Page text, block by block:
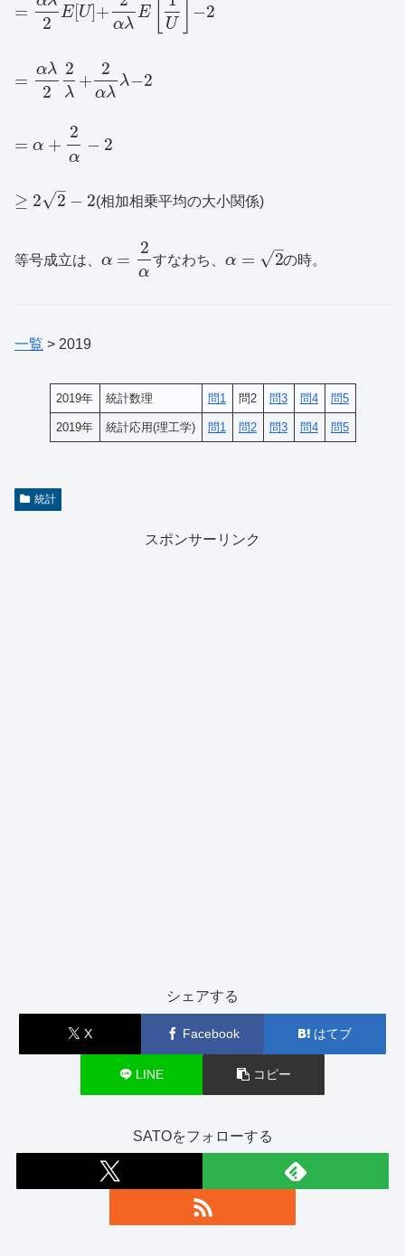
=
2
E[U]+
αλ
E
U
−2
=
αλ
2
2
λ
+
2
αλ
λ−2
= α +
2
α
− 2
≥ 2 2
–
√ − 2(相加相乗平均の大小関係)
等号成立は、 α =
2
α
すなわち、α = 2
–
√ の時。
一覧 > 2019
2019年 統計数理 問1 問2 問3 問4 問5
2019年 統計応用(理工学) 問1 問2 問3 問4 問5
統計
スポンサーリンク
シェアする
X Facebook はてブ
LINE コピー
SATOをフォローする